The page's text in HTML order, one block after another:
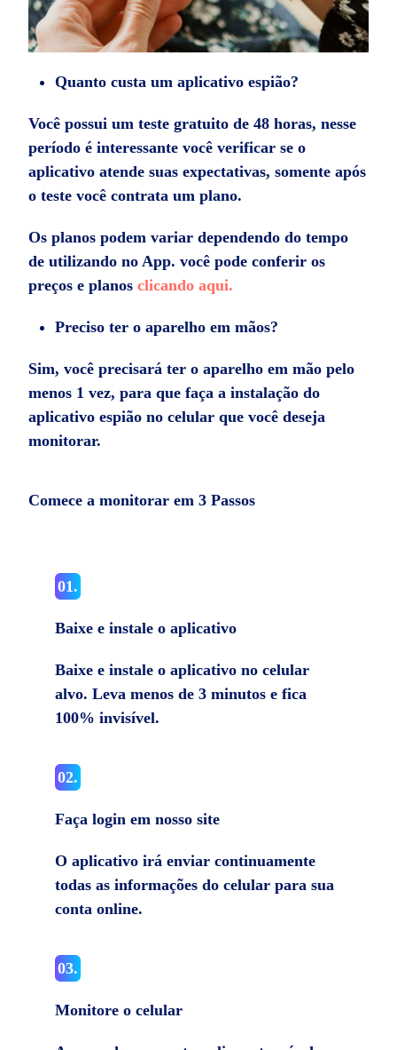
Quanto custa um aplicativo espião?
Você possui um teste gratuito de 48 horas, nesse
período é interessante você verificar se o
aplicativo atende suas expectativas, somente após
o teste você contrata um plano.
Os planos podem variar dependendo do tempo
de utilizando no App. você pode conferir os
preços e planosclicando aqui.
Preciso ter o aparelho em mãos?
Sim, você precisará ter o aparelho em mão pelo
menos 1 vez, para que faça a instalação do
aplicativo espião no celular que você deseja
monitorar.
Comece a monitorar em 3 Passos
01.
Baixe e instale o aplicativo
Baixe e instale o aplicativo no celular
alvo. Leva menos de 3 minutos e fica
100% invisível.
02.
Faça login em nosso site
O aplicativo irá enviar continuamente
todas as informações do celular para sua
conta online.
03.
Monitore o celular